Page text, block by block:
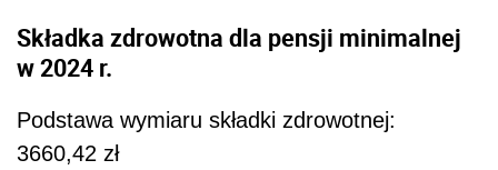
Składka zdrowotna dla pensji minimalnej
w 2024 r.
Podstawa wymiaru składki zdrowotnej:
3660,42 zł